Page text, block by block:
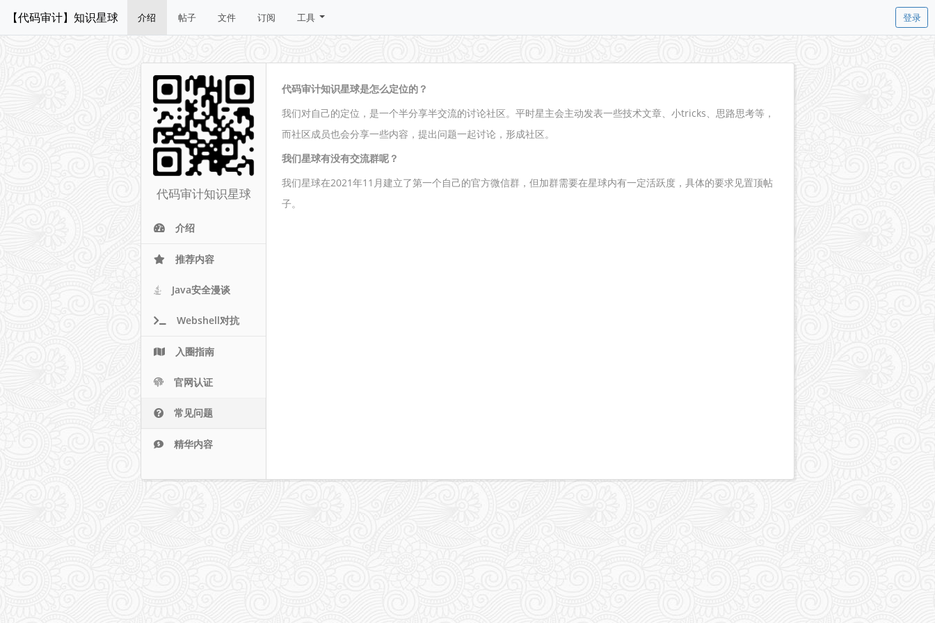
【代码审计】知识星球 介绍 帖子 文件 订阅 工具 登录
代码审计知识星球
介绍
推荐内容
Java安全漫谈
Webshell对抗
入圈指南
官网认证
常见问题
精华内容
代码审计知识星球是怎么定位的？
我们对自己的定位，是一个半分享半交流的讨论社区。平时星主会主动发表一些技术文章、小tricks、思路思考等，
而社区成员也会分享一些内容，提出问题一起讨论，形成社区。
我们星球有没有交流群呢？
我们星球在2021年11月建立了第一个自己的官方微信群，但加群需要在星球内有一定活跃度，具体的要求见置顶帖
子。